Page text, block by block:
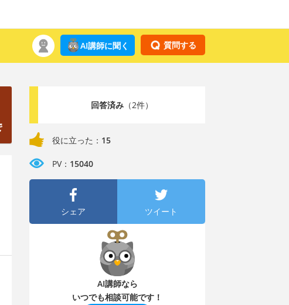
質問する
AI講師に聞く
回答済み（2件）
役に立った： 15
PV： 15040
シェア ツイート
AI講師なら
いつでも相談可能です！